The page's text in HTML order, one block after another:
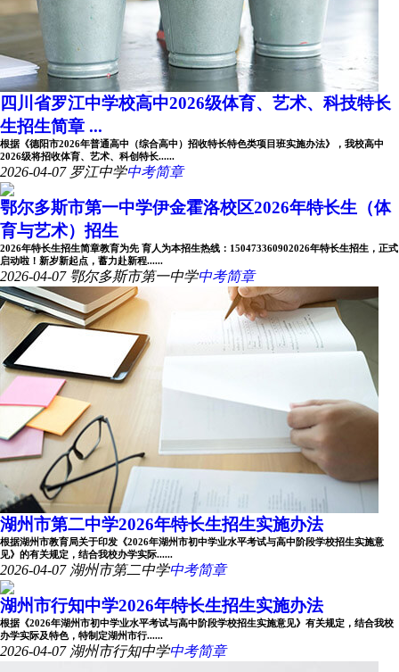
四川省罗江中学校高中2026级体育、艺术、科技特长
生招生简章 ...
根据《德阳市2026年普通高中（综合高中）招收特长特色类项目班实施办法》，我校高中
2026级将招收体育、艺术、科创特长......
2026-04-07 罗江中学中考简章
鄂尔多斯市第一中学伊金霍洛校区2026年特长生（体
育与艺术）招生
2026年特长生招生简章教育为先 育人为本招生热线：150473360902026年特长生招生，正式
启动啦！新岁新起点，蓄力赴新程......
2026-04-07 鄂尔多斯市第一中学中考简章
湖州市第二中学2026年特长生招生实施办法
根据湖州市教育局关于印发《2026年湖州市初中学业水平考试与高中阶段学校招生实施意
见》的有关规定，结合我校办学实际......
2026-04-07 湖州市第二中学中考简章
湖州市行知中学2026年特长生招生实施办法
根据《2026年湖州市初中学业水平考试与高中阶段学校招生实施意见》有关规定，结合我校
办学实际及特色，特制定湖州市行......
2026-04-07 湖州市行知中学中考简章